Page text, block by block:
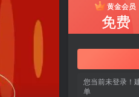
黄金会员
免费
您当前未登录！
单